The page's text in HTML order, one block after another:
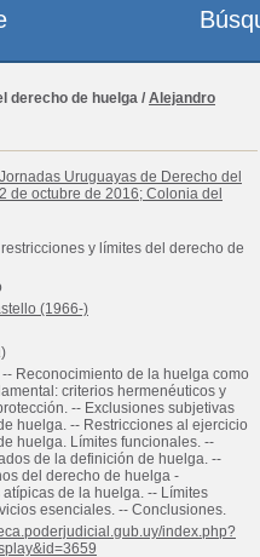
derecho de huelga / Alejandro
Jornadas Uruguayas de Derecho del
de octubre de 2016; Colonia del
y límites del derecho de
(1966-)
)
-- Reconocimiento de la huelga como
criterios hermenéuticos y
-- Exclusiones subjetivas
huelga. -- Restricciones al ejercicio
huelga. Límites funcionales. --
de la definición de huelga. --
del derecho de huelga -
de la huelga. -- Límites
esenciales. -- Conclusiones.
index.php?